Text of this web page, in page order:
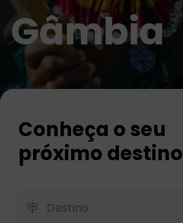
Gâmbia
Conheça o seu
próximo destino
Destino